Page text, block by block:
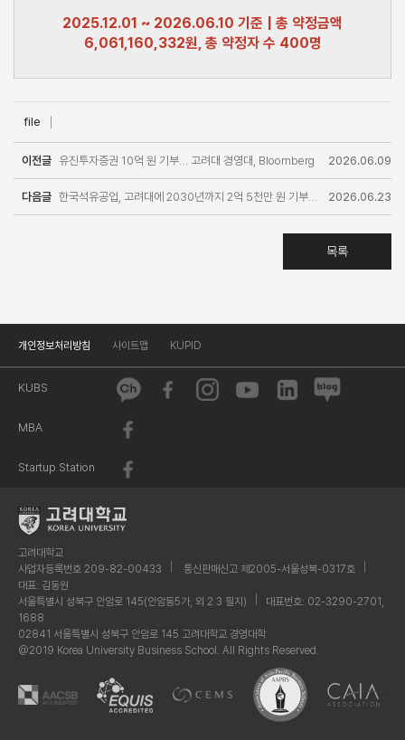
2025.12.01 ~ 2026.06.10 기준 | 총 약정금액
6,061,160,332원, 총 약정자 수 400명
file
이전글 유진투자증권 10억 원 기부… 고려대 경영대, Bloomberg
Terminal 12대로 확충
2026.06.09
다음글 한국석유공업, 고려대에 2030년까지 2억 5천만 원 기부… 2026.06.23
목록
개인정보처리방침 사이트맵 KUPID
KUBS
MBA
Startup Station
고려대학교
사업자등록번호 209-82-00433
통신판매신고 제2005-서울성북-0317호
대표: 김동원
서울특별시 성북구 안암로 145(안암동5가, 외 2 3 필지)
대표번호: 02-3290-2701,
1688
02841 서울특별시 성북구 안암로 145 고려대학교 경영대학
@2019 Korea University Business School. All Rights Reserved.